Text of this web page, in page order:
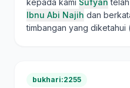
kepada kami Sufyan
Ibnu Abi Najih dan
timbangan yang diketahui
bukhari:2255